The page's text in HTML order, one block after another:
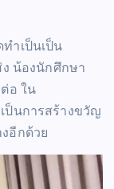
ำเป็นเป็น
ง น้องนักศึกษา
อ ใน
ป็นการสร้างขวัญ
อีกด้วย